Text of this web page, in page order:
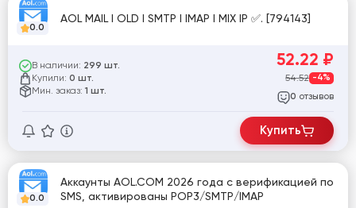
0.0
AOL MAIL I OLD I SMTP I IMAP I MIX IP ✅. [794143]
В наличии: 299 шт.
Купили: 0 шт.
Мин. заказ: 1 шт.
52.22 ₽
54.52 -4%
0 отзывов
Купить
0.0
Аккаунты AOL.COM 2026 года с верификацией по
SMS, активированы POP3/SMTP/IMAP